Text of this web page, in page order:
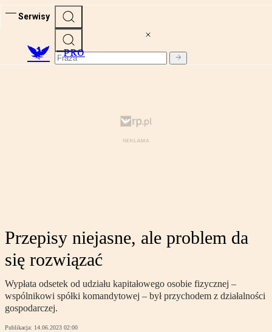
Serwisy
PRO
Przepisy niejasne, ale problem da
się rozwiązać
Wypłata odsetek od udziału kapitałowego osobie fizycznej –
wspólnikowi spółki komandytowej – był przychodem z działalności
gospodarczej.
Publikacja: 14.06.2023 02:00